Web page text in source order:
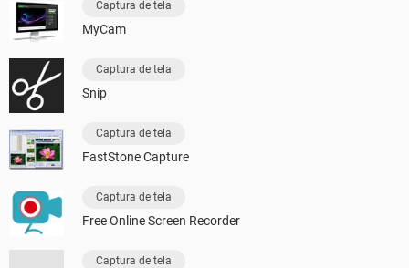
Captura de tela
MyCam
Captura de tela
Snip
Captura de tela
FastStone Capture
Captura de tela
Free Online Screen Recorder
Captura de tela